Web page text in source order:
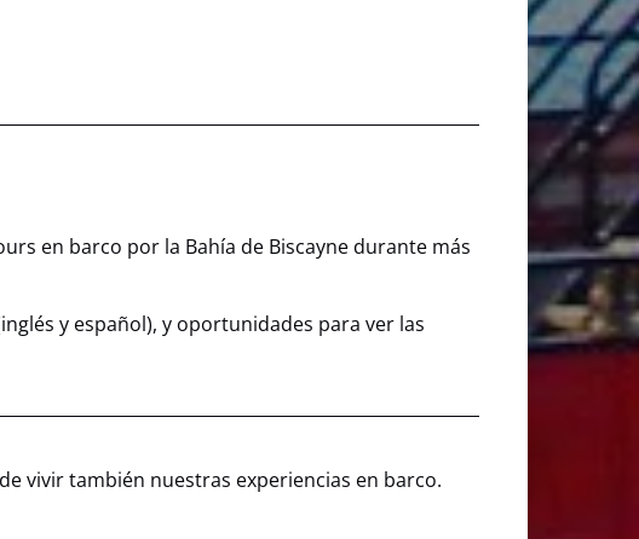
en barco por la Bahía de Biscayne durante más
y español), y oportunidades para ver las
vivir también nuestras experiencias en barco.